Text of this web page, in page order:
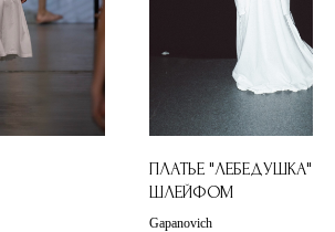
ПЛАТЬЕ "ЛЕБЕДУШКА"
ШЛЕЙФОМ
Gapanovich